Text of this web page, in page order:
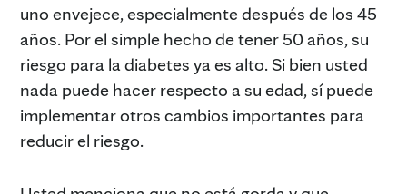
uno envejece, especialmente después de los 45
años. Por el simple hecho de tener 50 años, su
riesgo para la diabetes ya es alto. Si bien usted
nada puede hacer respecto a su edad, sí puede
implementar otros cambios importantes para
reducir el riesgo.